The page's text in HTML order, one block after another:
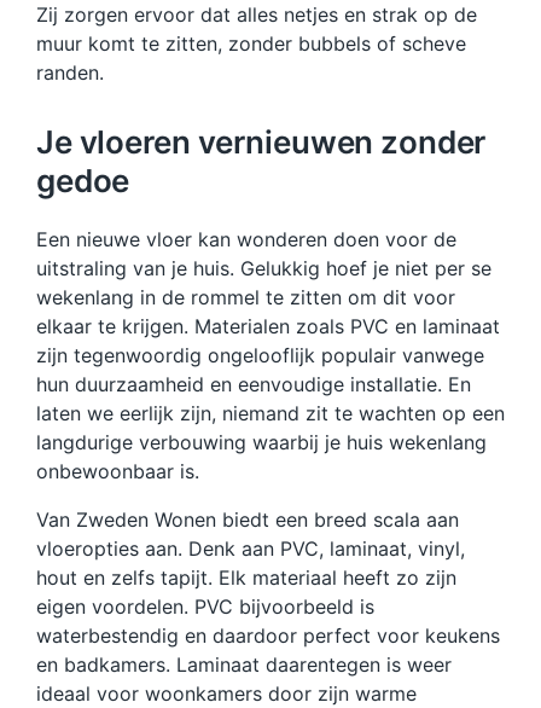
Zij zorgen ervoor dat alles netjes en strak op de
muur komt te zitten, zonder bubbels of scheve
randen.
Je vloeren vernieuwen zonder
gedoe
Een nieuwe vloer kan wonderen doen voor de
uitstraling van je huis. Gelukkig hoef je niet per se
wekenlang in de rommel te zitten om dit voor
elkaar te krijgen. Materialen zoals PVC en laminaat
zijn tegenwoordig ongelooflijk populair vanwege
hun duurzaamheid en eenvoudige installatie. En
laten we eerlijk zijn, niemand zit te wachten op een
langdurige verbouwing waarbij je huis wekenlang
onbewoonbaar is.
Van Zweden Wonen biedt een breed scala aan
vloeropties aan. Denk aan PVC, laminaat, vinyl,
hout en zelfs tapijt. Elk materiaal heeft zo zijn
eigen voordelen. PVC bijvoorbeeld is
waterbestendig en daardoor perfect voor keukens
en badkamers. Laminaat daarentegen is weer
ideaal voor woonkamers door zijn warme